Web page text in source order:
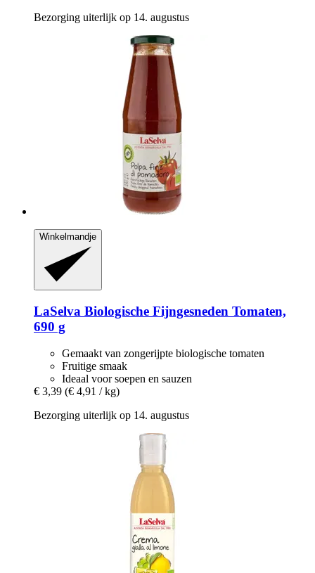
Bezorging uiterlijk op 14. augustus
Winkelmandje
LaSelva Biologische Fijngesneden Tomaten,
690 g
Gemaakt van zongerijpte biologische tomaten
Fruitige smaak
Ideaal voor soepen en sauzen
€ 3,39 (€ 4,91 / kg)
Bezorging uiterlijk op 14. augustus